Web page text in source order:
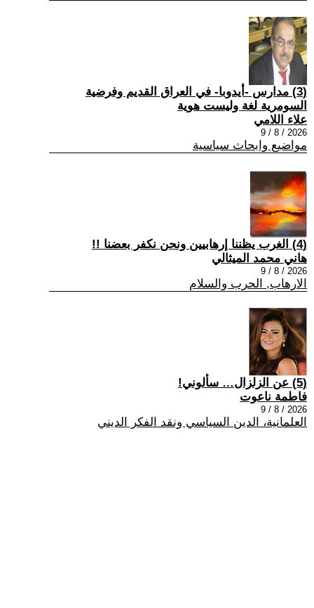
(3) مدارس -أيدوبا- في العراق القديم وفرضية
السومرية لغة وليست هوية
علاء اللامي
2026 / 8 / 9
مواضيع وابحاث سياسية
(4) الغرب يظننا إرهابيين ونحن نكفر بعضنا !!
هاني محمد الميثالي
2026 / 8 / 9
الارهاب, الحرب والسلام
(5) عن الزلزال… سألوني!
فاطمة ناعوت
2026 / 8 / 9
العلمانية، الدين السياسي ونقد الفكر الديني